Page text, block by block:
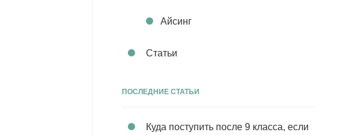
Айсинг
Статьи
ПОСЛЕДНИЕ СТАТЬИ
Куда поступить после 9 класса, если